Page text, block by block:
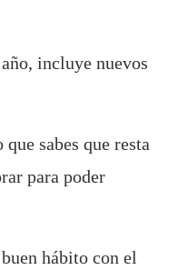
incluye nuevos
sabes que resta
para poder
hábito con el